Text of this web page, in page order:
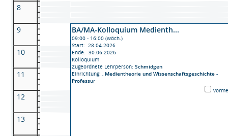
8
9 BA/MA-Kolloquium Medienth...
09:00 - 16:00 (wöch.)
Start: 28.04.2026
Ende: 30.06.2026
Kolloquium
Zugeordnete Lehrperson: Schmidgen
Einrichtung: , Medientheorie und Wissenschaftsgeschichte -
Professur
10
11
12
13